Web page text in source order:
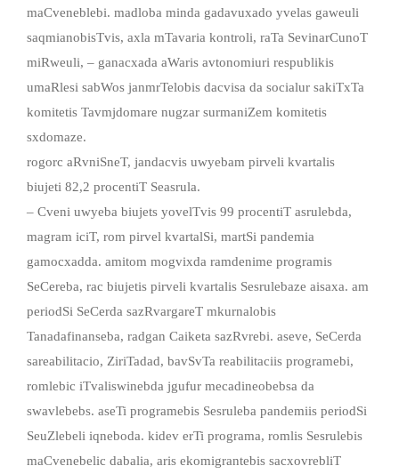
maCveneblebi. madloba minda gadavuxado yvelas gaweuli
saqmianobisTvis, axla mTavaria kontroli, raTa SevinarCunoT
miRweuli, – ganacxada aWaris avtonomiuri respublikis
umaRlesi sabWos janmrTelobis dacvisa da socialur sakiTxTa
komitetis Tavmjdomare nugzar surmaniZem komitetis
sxdomaze.
rogorc aRvniSneT, jandacvis uwyebam pirveli kvartalis
biujeti 82,2 procentiT Seasrula.
– Cveni uwyeba biujets yovelTvis 99 procentiT asrulebda,
magram iciT, rom pirvel kvartalSi, martSi pandemia
gamocxadda. amitom mogvixda ramdenime programis
SeCereba, rac biujetis pirveli kvartalis Sesrulebaze aisaxa. am
periodSi SeCerda sazRvargareT mkurnalobis
Tanadafinanseba, radgan Caiketa sazRvrebi. aseve, SeCerda
sareabilitacio, ZiriTadad, bavSvTa reabilitaciis programebi,
romlebic iTvaliswinebda jgufur mecadineobebsa da
swavlebebs. aseTi programebis Sesruleba pandemiis periodSi
SeuZlebeli iqneboda. kidev erTi programa, romlis Sesrulebis
maCvenebelic dabalia, aris ekomigrantebis sacxovrebliT